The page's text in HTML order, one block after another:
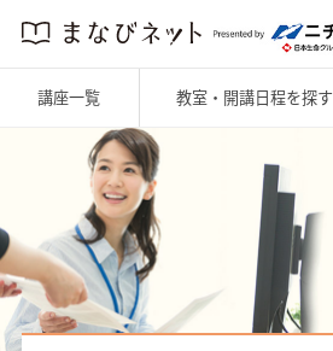
講座一覧 教室・開講日程を探す